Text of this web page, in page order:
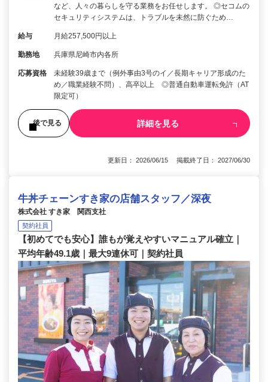
など、人々の暮らしを守る業務をお任せします。 ◎セコムの
セキュリティシステムは、トラブルを未然に防ぐため…
給与 月給257,500円以上
勤務地 兵庫県尼崎市内各所
応募資格
未経験39歳まで（例外事由3号のイ／長期キャリア形成のた
め／職業経験不問）、高卒以上 ◎普通自動車運転免許（AT
限定可）
後で見る 詳細を見る
更新日： 2026/06/15 掲載終了日： 2027/06/30
牛丼チェーンすき家の店舗スタッフ／深夜
株式会社 すき家 関西支社
契約社員
【初めてでも安心】誰もが覚えやすいマニュアル確立｜
平均年齢49.1歳｜最大9連休可｜契約社員